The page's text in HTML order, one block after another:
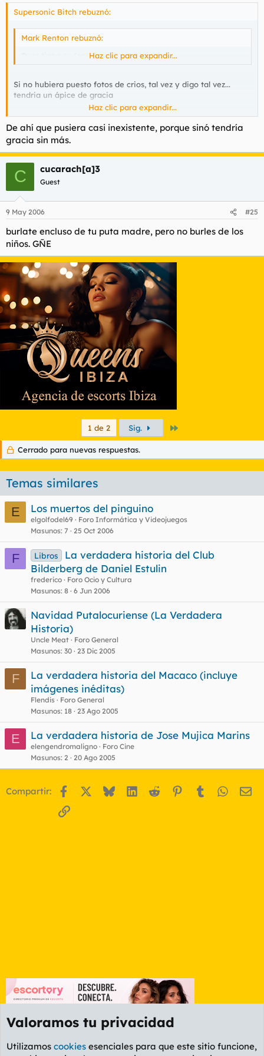
Supersonic Bitch rebuznó:
Mark Renton rebuznó:
Pues tiene su (casi inexistente) gracia.
Haz clic para expandir...
Si no hubiera puesto fotos de crios, tal vez y digo tal vez...
tendria un ápice de gracia
Es mi opinion
Haz clic para expandir...
De ahí que pusiera casi inexistente, porque sinó tendría
gracia sin más.
C cucarach[a]3
Guest
9 May 2006 #25
burlate encluso de tu puta madre, pero no burles de los
niños. GÑE
1 de 2 Sig.
Cerrado para nuevas respuestas.
Temas similares
E
Los muertos del pinguino
elgolfodel69
Foro Informática y Videojuegos
Masunos 7 25 Oct 2006
F Libros
La verdadera historia del Club
Bilderberg de Daniel Estulin
frederico
Foro Ocio y Cultura
Masunos 8 6 Jun 2006
Navidad Putalocuriense (La Verdadera
Historia)
Uncle Meat
Foro General
Masunos 30 23 Dic 2005
F
La verdadera historia del Macaco (incluye
imágenes inéditas)
Flendis
Foro General
Masunos 18 23 Ago 2005
E La verdadera historia de Jose Mujica Marins
elengendromaligno
Foro Cine
Masunos 2 20 Ago 2005
Compartir: Facebook BlueskyLinkedIn
Reddit Pinterest
Tumblr
Enlace
Valoramos tu privacidad
Utilizamos cookies esenciales para que este sitio funcione,